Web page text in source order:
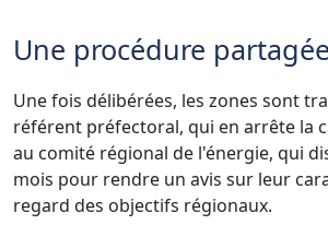
Une procédure partagée
Une fois délibérées, les zones sont
référent préfectoral, qui en arrête la
au comité régional de l'énergie, qui
mois pour rendre un avis sur leur
regard des objectifs régionaux.